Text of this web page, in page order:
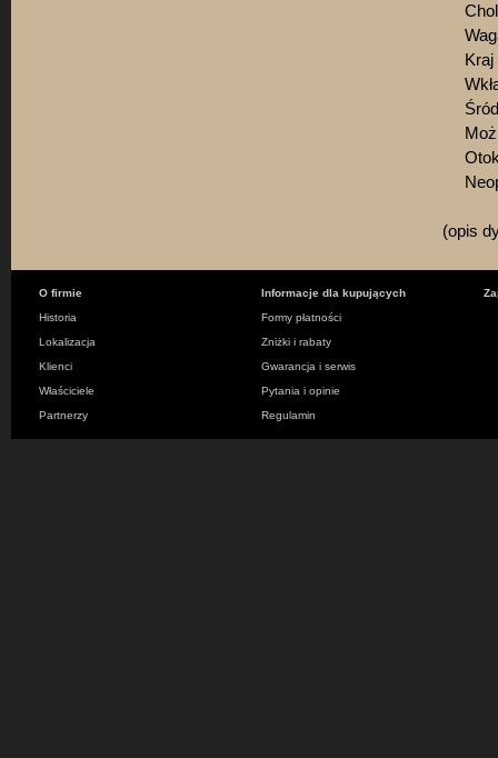
Kraj
Otok
(opis
O firmie
Historia
Lokalizacja
Klienci
Właściciele
Partnerzy
Informacje dla kupujących
Formy płatności
Zniżki i rabaty
Gwarancja i serwis
Pytania i opinie
Regulamin